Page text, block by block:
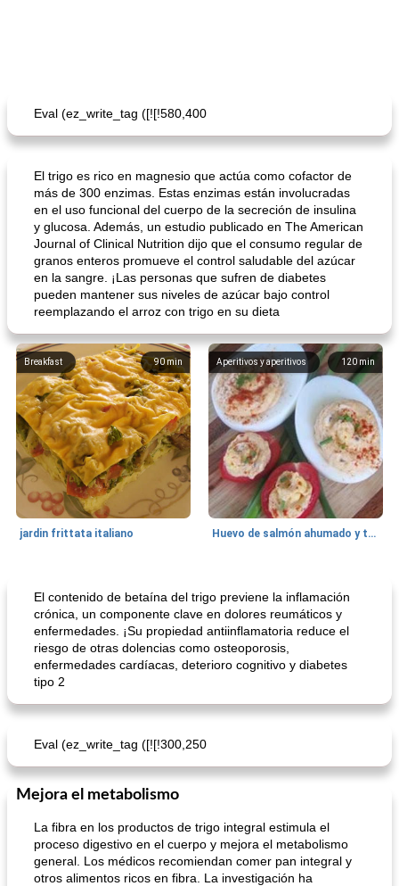
Eval (ez_write_tag ([![!580,400
El trigo es rico en magnesio que actúa como cofactor de
más de 300 enzimas. Estas enzimas están involucradas
en el uso funcional del cuerpo de la secreción de insulina
y glucosa. Además, un estudio publicado en The American
Journal of Clinical Nutrition dijo que el consumo regular de
granos enteros promueve el control saludable del azúcar
en la sangre. ¡Las personas que sufren de diabetes
pueden mantener sus niveles de azúcar bajo control
reemplazando el arroz con trigo en su dieta
90 min
Breakfast
jardin frittata italiano
120 min
Aperitivos y aperitivos
Huevo de salmón ahumado y tomates rellenos.
El contenido de betaína del trigo previene la inflamación
crónica, un componente clave en dolores reumáticos y
enfermedades. ¡Su propiedad antiinflamatoria reduce el
riesgo de otras dolencias como osteoporosis,
enfermedades cardíacas, deterioro cognitivo y diabetes
tipo 2
Eval (ez_write_tag ([![!300,250
Mejora el metabolismo
La fibra en los productos de trigo integral estimula el
proceso digestivo en el cuerpo y mejora el metabolismo
general. Los médicos recomiendan comer pan integral y
otros alimentos ricos en fibra. La investigación ha